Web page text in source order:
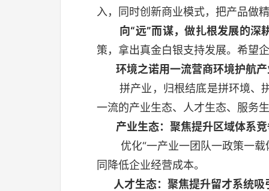
入，同时创新商业模式，把产品做
向“远”而谋，做扎根发展的深
策，拿出真金白银支持发展。希望
环境之诺用一流营商环境护航
拼产业，归根结底是拼环境、
一流的产业生态、人才生态、服务
产业生态：聚焦提升区域体系竞
优化“一产业一团队一政策一载
同降低企业经营成本。
人才生态：聚焦提升留才系统吸